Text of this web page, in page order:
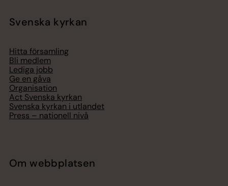
Svenska kyrkan
Hitta församling
Bli medlem
Lediga jobb
Ge en gåva
Organisation
Act Svenska kyrkan
Svenska kyrkan i utlandet
Press – nationell nivå
Om webbplatsen